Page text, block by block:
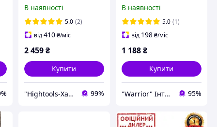
В наявності
5.0 (2)
від410 ₴/міс
2 459 ₴
Купити
"Hightools-Хайтулс" Інтернет-магазин інструменту 99%
В наявності
5.0 (1)
від 198₴/міс
1 188₴
Купити
"Warrior" Інтернет-магазин електроінструментів 95%